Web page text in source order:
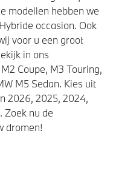
modellen hebben we
occasion. Ook
voor u een groot
in ons
Coupe, M3 Touring,
M5 Sedan. Kies uit
2026, 2025, 2024,
Zoek nu de
dromen!